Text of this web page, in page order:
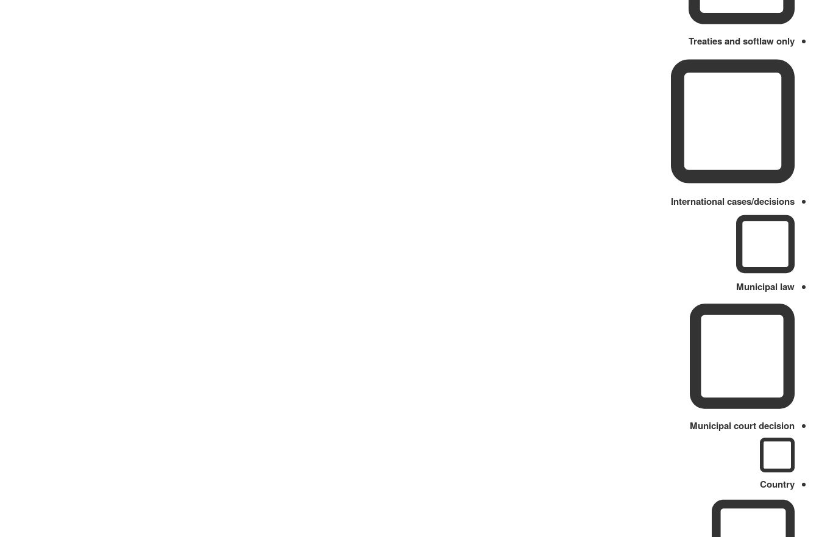
Treaties and softlaw only
International cases/decisions
Municipal law
Municipal court decision
Country